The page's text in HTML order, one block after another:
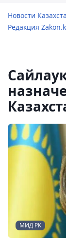
Новости
Редакция
МИД РК